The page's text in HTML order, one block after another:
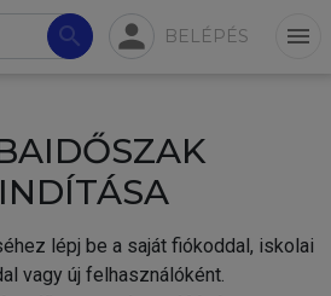
search person BELÉPÉS menu
lépj be a saját fiókoddal, iskolai
vagy új felhasználóként.